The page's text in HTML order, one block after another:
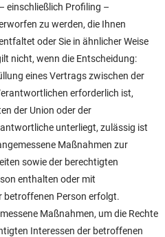
einschließlich Profiling –
zu werden, die Ihnen
oder Sie in ähnlicher Weise
nicht, wenn die Entscheidung:
eines Vertrags zwischen der
erforderlich ist,
der Union oder der
unterliegt, zulässig ist
Maßnahmen zur
sowie der berechtigten
enthalten oder mit
betroffenen Person erfolgt.
Maßnahmen, um die Rechte
Interessen der betroffenen